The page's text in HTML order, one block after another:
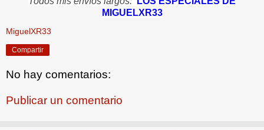
MIGUELXR33
MiguelXR33
Compartir
No hay comentarios:
Publicar un comentario